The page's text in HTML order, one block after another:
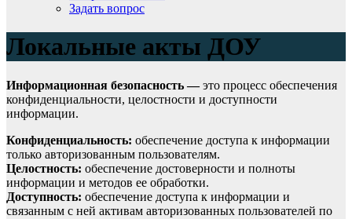
Задать вопрос
Локальные акты ДОУ
Информационная безопасность —это процесс обеспечения
конфиденциальности, целостности и доступности
информации.
Конфиденциальность: обеспечение доступа к информации
только авторизованным пользователям.
Целостность: обеспечение достоверности и полноты
информации и методов ее обработки.
Доступность: обеспечение доступа к информации и
связанным с ней активам авторизованных пользователей по